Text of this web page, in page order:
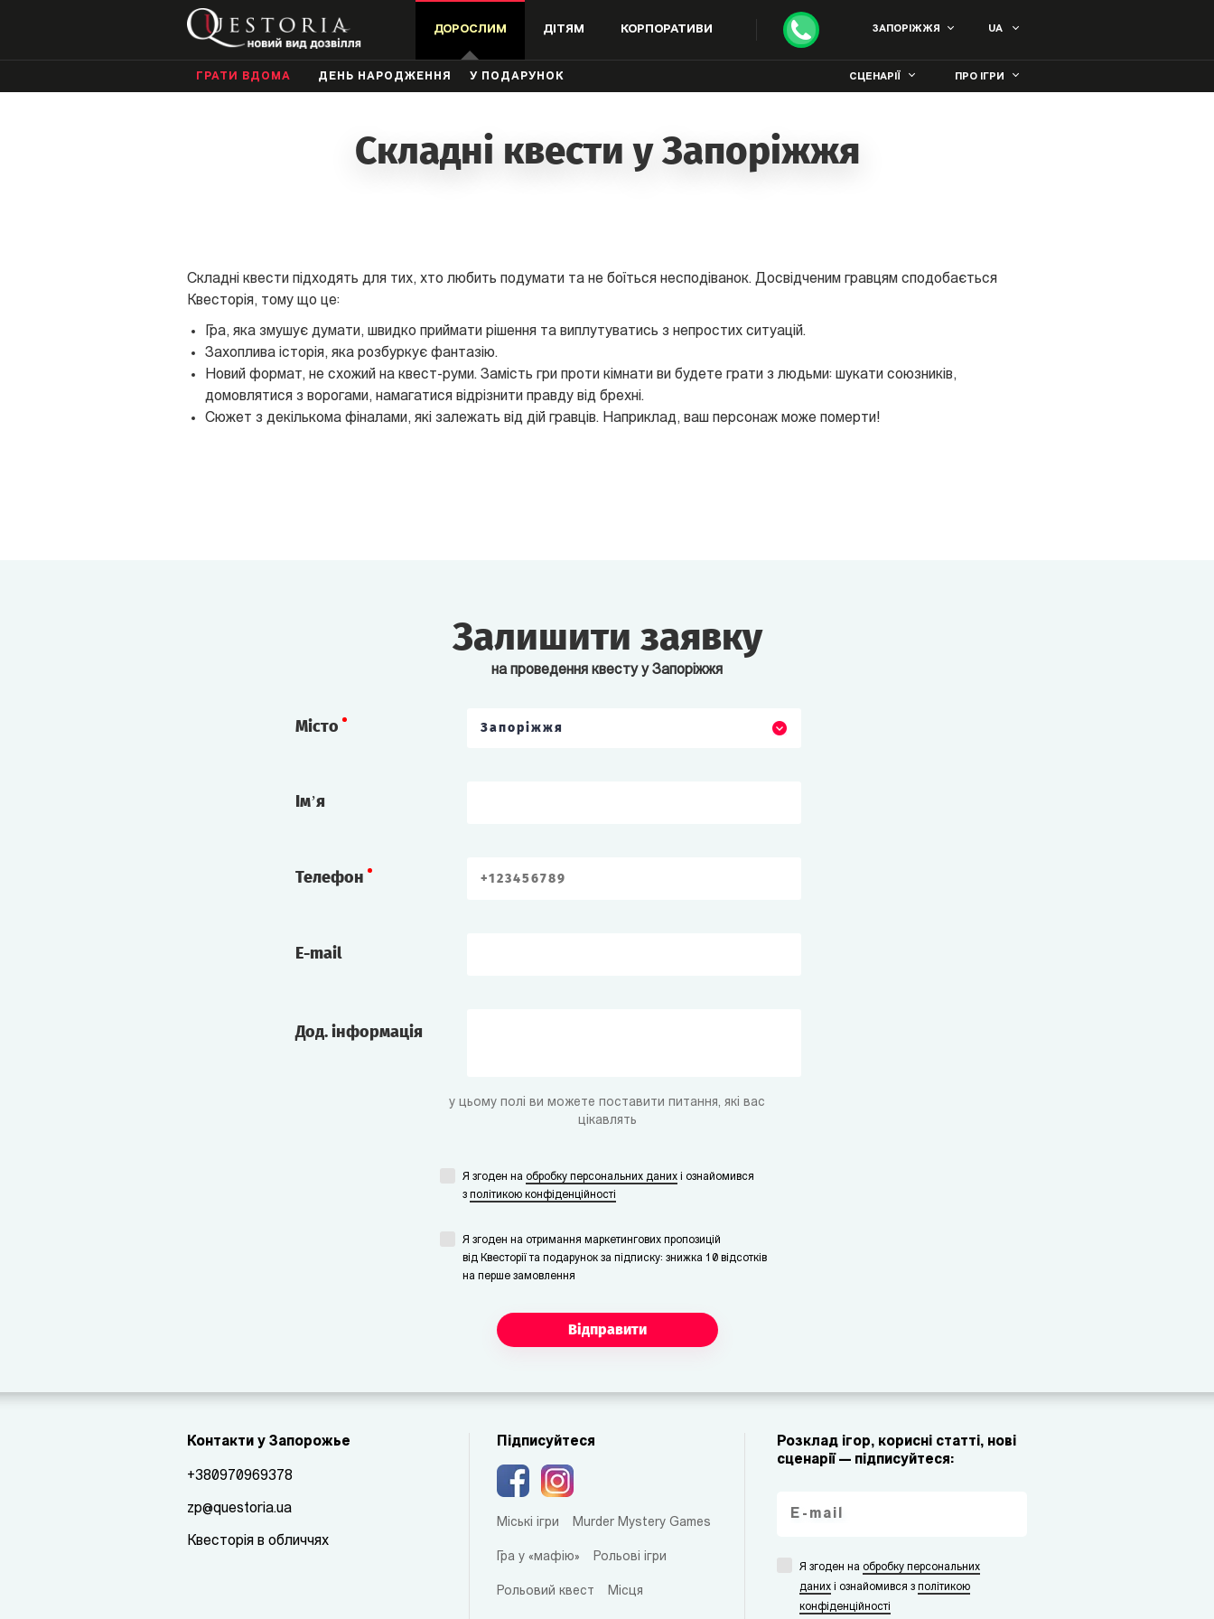
ДОРОСЛИМ ДІТЯМ КОРПОРАТИВИ ЗАПОРІЖЖЯ UA
ГРАТИ ВДОМА ДЕНЬ НАРОДЖЕННЯ У ПОДАРУНОК СЦЕНАРІЇ ПРО ІГРИ
Складні квести у Запоріжжя
Складні квести підходять для тих, хто любить подумати та не боїться несподіванок. Досвідченим гравцям сподобається
Квесторія, тому що це:
Гра, яка змушує думати, швидко приймати рішення та виплутуватись з непростих ситуацій.
Захоплива історія, яка розбуркує фантазію.
Новий формат, не схожий на квест-руми. Замість гри проти кімнати ви будете грати з людьми: шукати союзників,
домовлятися з ворогами, намагатися відрізнити правду від брехні.
Сюжет з декількома фіналами, які залежать від дій гравців. Наприклад, ваш персонаж може померти!
Залишити заявку
на проведення квесту у Запоріжжя
Місто Запоріжжя
Ім’я
Телефон
E-mail
Дод. інформація
у цьому полі ви можете поставити питання, які вас
цікавлять
Я згоден на обробку персональних даних i ознайомився
з політикою конфіденційності
Я згоден на отримання маркетингових пропозицій
від Квесторії та подарунок за підписку: знижка 10 відсотків
на перше замовлення
Відправити
Контакти у Запорожье
+380970969378
zp@questoria.ua
Квесторія в обличчях
Підписуйтеся
Міські ігри Murder Mystery Games
Гра у «мафію» Рольові ігри
Рольовий квест Місця
Розклад ігор, корисні статті, нові
сценарії — підписуйтеся:
Я згоден на обробку персональних
даних i ознайомився зполітикою
конфіденційності